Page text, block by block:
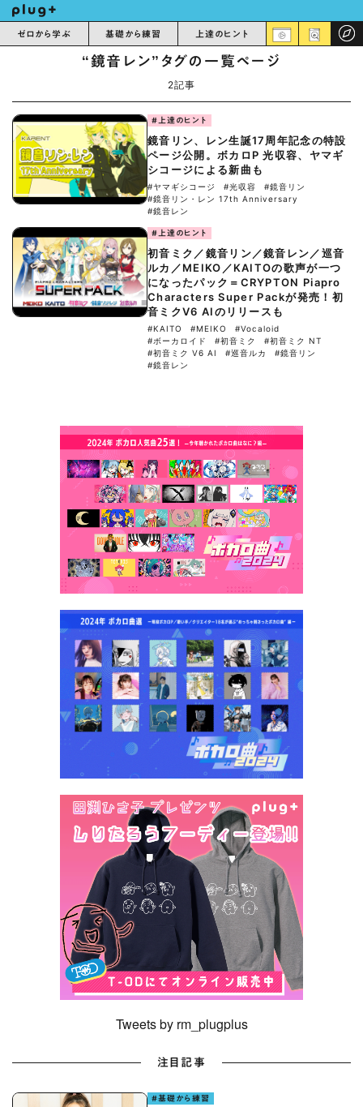
ゼロから学ぶ 基礎から練習 上達のヒント
“鏡音レン”タグの一覧ページ
2記事
#上達のヒント
鏡音リン、レン生誕17周年記念の特設
ページ公開。ボカロP 光収容、ヤマギ
シコージによる新曲も
#ヤマギシコージ #光収容
#鏡音リン
#鏡音リン・レン 17th Anniversary
#鏡音レン
#上達のヒント
初音ミク／鏡音リン／鏡音レン／巡音
ルカ／MEIKO／KAITOの歌声が一つ
になったパック＝CRYPTON Piapro
Characters Super Packが発売！初
音ミクV6 AIのリリースも
#KAITO #MEIKO
#Vocaloid
#ボーカロイド
#初音ミク
#初音ミク NT
#初音ミク V6 AI
#巡音ルカ
#鏡音リン
#鏡音レン
Tweets by rm_plugplus
注目記事
#基礎から練習